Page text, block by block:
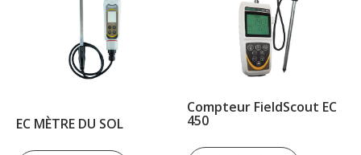
EC MÈTRE DU SOL
Compteur FieldScout EC
450